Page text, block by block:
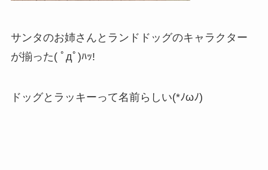
サンタのお姉さんとランドドッグのキャラクター
が揃った( ﾟдﾟ)ﾊｯ!
ドッグとラッキーって名前らしい(*ﾉωﾉ)